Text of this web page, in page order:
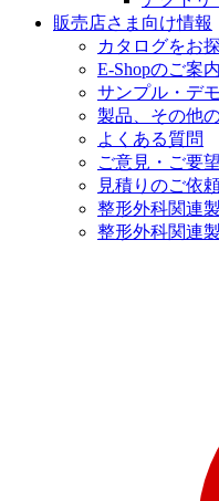
販売店さま向け情報
カタログをお
E-Shopのご案内
サンプル・デ
製品、その他
よくある質問
ご意見・ご要望
見積りのご依
整形外科関連
整形外科関連